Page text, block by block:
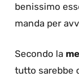
benissimo
manda per
Secondo la
tutto sarebbe